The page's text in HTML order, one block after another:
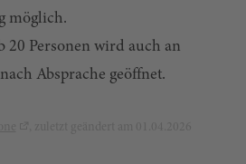
möglich.
20 Personen wird auch an
Absprache geöffnet.